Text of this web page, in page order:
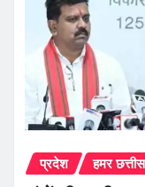
प्रदेश हमर